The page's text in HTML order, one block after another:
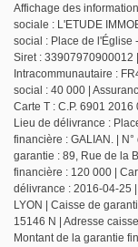
Affichage des
sociale : L'ETUDE
social : Place de l'Église
Siret : 33907970900012
Intracommunautaire :
social : 40 000 |
Carte T : C.P. 6901
Lieu de délivrance :
financière : GALIAN. |
garantie : 89, Rue de la
financière : 120 000 |
délivrance : 2016-04-25
LYON | Caisse de
15146 N | Adresse
Montant de la garantie